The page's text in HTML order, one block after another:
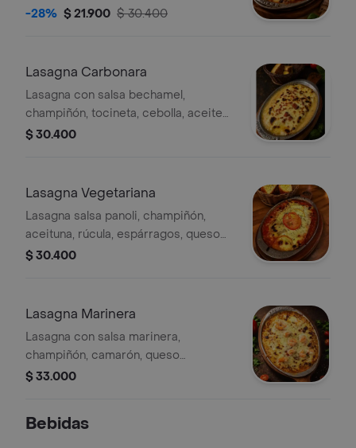
-28% $ 21.900 $ 30.400
Lasagna Carbonara
Lasagna con salsa bechamel,
champiñón, tocineta, cebolla, aceite
de oliva, queso gratinado.
$ 30.400
Lasagna Vegetariana
Lasagna salsa panoli, champiñón,
aceituna, rúcula, espárragos, queso
gratinado, zucchini, queso
$ 30.400
Lasagna Marinera
Lasagna con salsa marinera,
champiñón, camarón, queso
gratinado.
$ 33.000
Bebidas